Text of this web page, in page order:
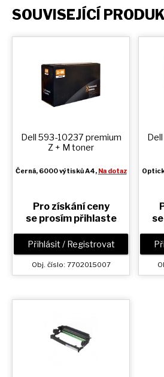
SOUVISEJÍCÍ
Dell 593-10237 premium
Z + M toner
Černá, 6000 výtisků A4, Na dotaz
Pro získání ceny
se prosím přihlaste
Přihlásit / Registrovat
Obj. číslo: 7702015007